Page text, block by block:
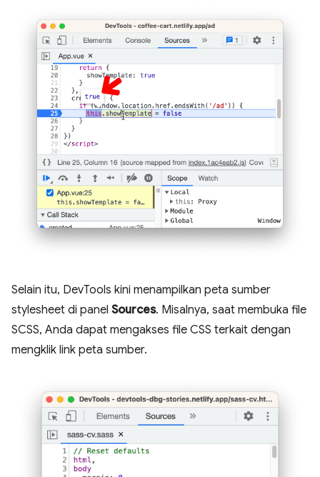
Selain itu, DevTools kini menampilkan peta sumber
stylesheet di panel Sources. Misalnya, saat membuka file
SCSS, Anda dapat mengakses file CSS terkait dengan
mengklik link peta sumber.